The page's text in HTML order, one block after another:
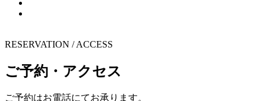
RESERVATION / ACCESS
ご予約・アクセス
ご予約はお電話にてお承ります。